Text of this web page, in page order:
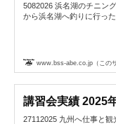
5082026 浜名湖のチニン
から浜名湖へ釣りに行っ
www.bss-abe.co.jp（この
講習会実績 2025
27112025 九州へ仕事と